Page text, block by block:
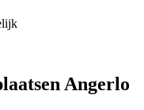
Angerlo